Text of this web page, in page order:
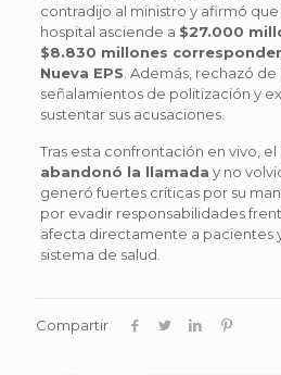
contradijo al ministro y afirmó
hospital asciende a $27.000
$8.830 millones
Nueva EPS . Además, rechazó
señalamientos de politización y
sustentar sus acusaciones.
Tras esta confrontación en vivo,
abandonó la llamada y no
generó fuertes críticas por su
por evadir responsabilidades
afecta directamente a pacientes
sistema de salud.
Compartir